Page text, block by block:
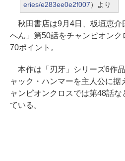
eries/e283ee0e2f007）より
秋田書店は9月4日、板垣恵介
へん」第50話をチャンピオン
70ポイント。
本作は「刃牙」シリーズ6作
ャック・ハンマーを主人公に据
ャンピオンクロスでは第48話
ている。